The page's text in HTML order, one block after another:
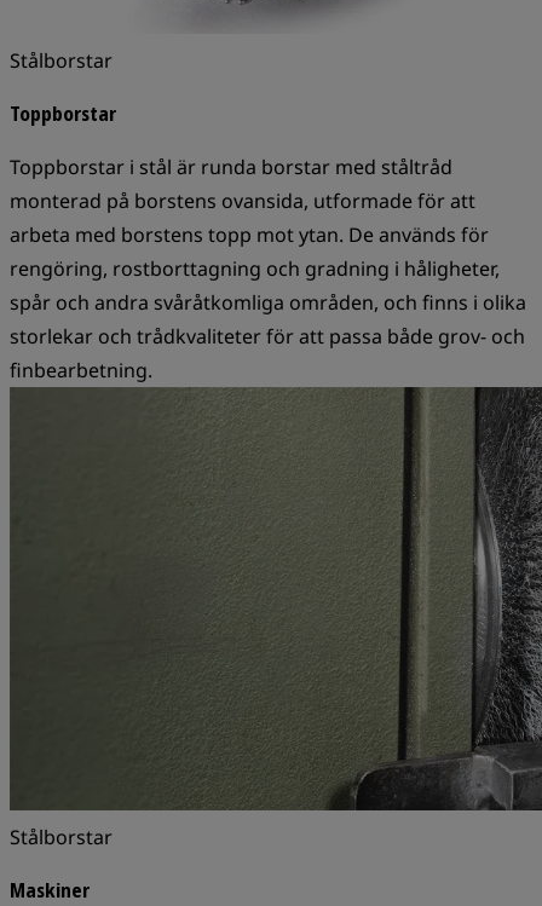
Stålborstar
Toppborstar
Toppborstar i stål är runda borstar med ståltråd
monterad på borstens ovansida, utformade för att
arbeta med borstens topp mot ytan. De används för
rengöring, rostborttagning och gradning i håligheter,
spår och andra svåråtkomliga områden, och finns i olika
storlekar och trådkvaliteter för att passa både grov- och
finbearbetning.
Stålborstar
Maskiner